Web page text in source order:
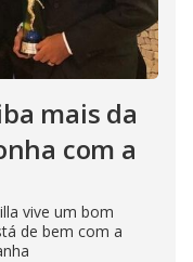
mais da
com a
vive um bom
de bem com a